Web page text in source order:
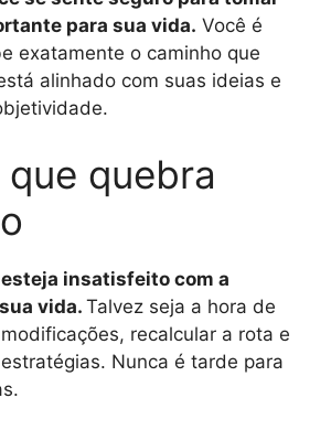
para sua vida. Você é
exatamente o caminho que
alinhado com suas ideias e
quebra
insatisfeito com a
vida. Talvez seja a hora de
recalcular a rota e
Nunca é tarde para